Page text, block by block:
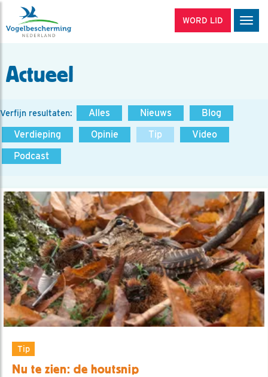
WORD LID
Actueel
Verfijn resultaten: Alles Nieuws
Blog
Verdieping
Opinie Tip
Video
Podcast
Tip
Nu te zien: de houtsnip